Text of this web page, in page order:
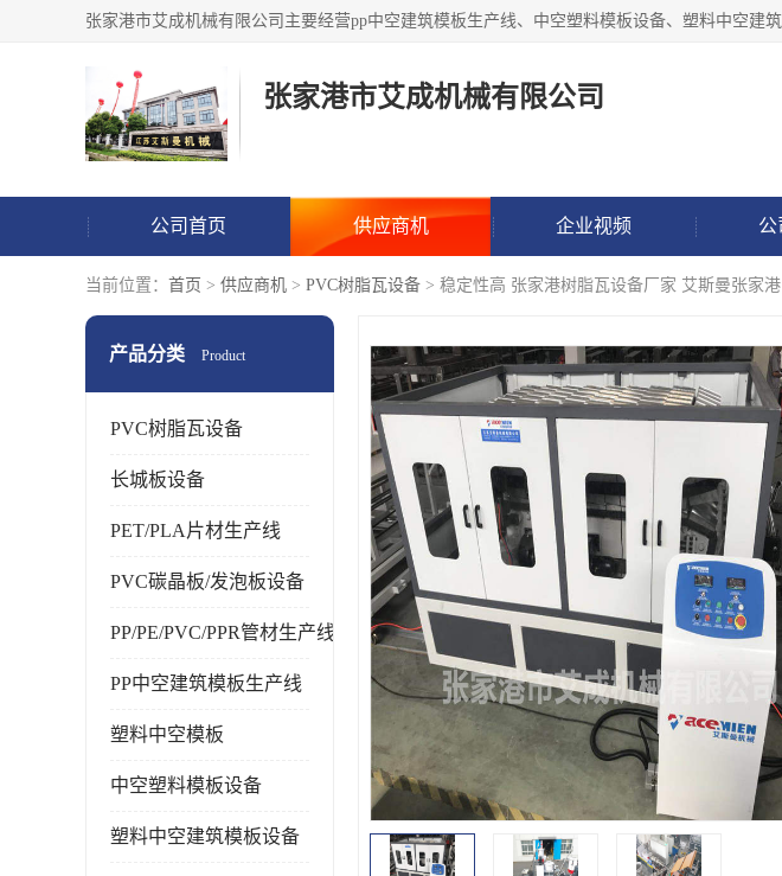
张家港市艾成机械有限公司
公司首页 供应商机 企业视频 公
当前位置： 首页 > 供应商机 > PVC树脂瓦设备 > 稳定性高 张家港树脂瓦设备厂家 艾斯曼张家港
产品分类 Product
PVC树脂瓦设备
长城板设备
PET/PLA片材生产线
PVC碳晶板/发泡板设备
PP/PE/PVC/PPR管材生产线
PP中空建筑模板生产线
塑料中空模板
中空塑料模板设备
塑料中空建筑模板设备